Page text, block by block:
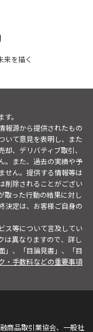
来を描く
。
報源から提供されたもの
いて意見を表明し、また
、デリバティブ取引、
。また、過去の実績や予
せん。提供する情報等は
削除されることがござい
取った行動の結果に対し
決定は、お客様ご自身の
ス等について言及してい
は異なりますので、詳し
」、「目論見書」、「目
・手数料などの重要事項
商品取引業協会、一般社